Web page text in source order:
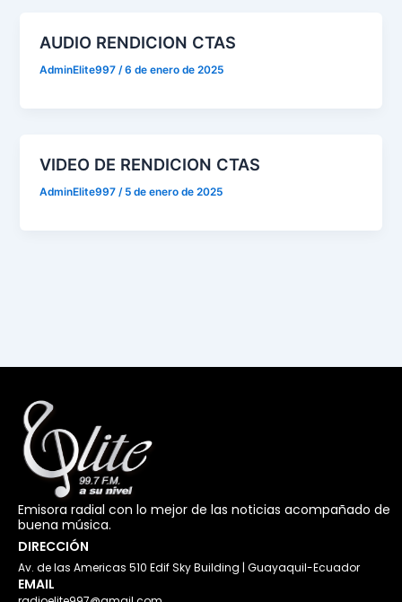
AUDIO RENDICION CTAS
AdminElite997/6 de enero de 2025
VIDEO DE RENDICION CTAS
AdminElite997 / 5 de enero de 2025
Emisora radial con lo mejor de las noticias acompañado de
buena música.
DIRECCIÓN
Av. de las Americas 510 Edif Sky Building | Guayaquil-Ecuador
EMAIL